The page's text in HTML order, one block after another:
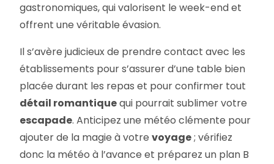
gastronomiques, qui valorisent le week-end et
offrent une véritable évasion.
Il s’avère judicieux de prendre contact avec les
établissements pour s’assurer d’une table bien
placée durant les repas et pour confirmer tout
détail romantiquequi pourrait sublimer votre
escapade. Anticipez une météo clémente pour
ajouter de la magie à votrevoyage; vérifiez
donc la météo à l’avance et préparez un plan B